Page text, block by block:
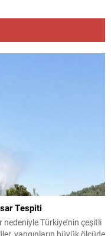
Tespiti
nedeniyle Türkiye’nin çeşitli
yangınların büyük ölçüde